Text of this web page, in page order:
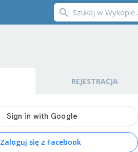
REJESTRACJA
Zaloguj się z Facebook